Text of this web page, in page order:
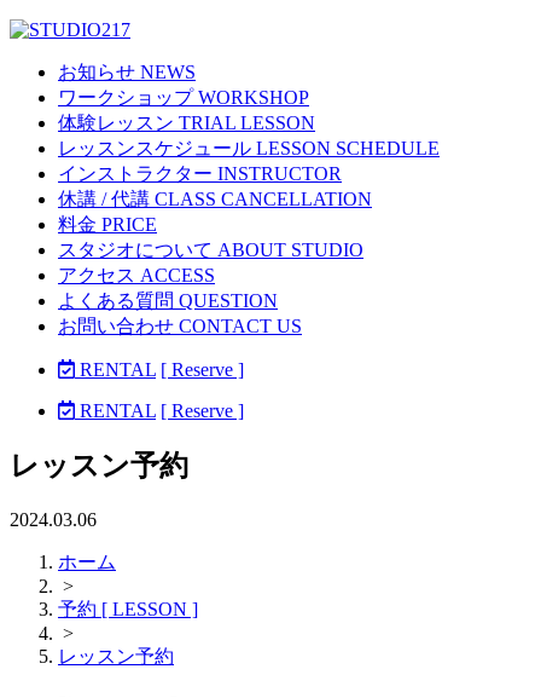
お知らせ NEWS
ワークショップ WORKSHOP
体験レッスン TRIAL LESSON
レッスンスケジュール LESSON SCHEDULE
インストラクター INSTRUCTOR
休講 / 代講 CLASS CANCELLATION
料金 PRICE
スタジオについて ABOUT STUDIO
アクセス ACCESS
よくある質問 QUESTION
お問い合わせ CONTACT US
RENTAL [ Reserve ]
RENTAL [ Reserve ]
レッスン予約
2024.03.06
ホーム
>
予約 [ LESSON ]
>
レッスン予約